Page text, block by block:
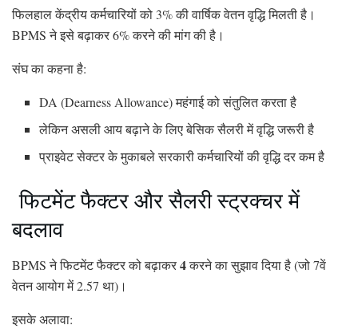
फिलहाल केंद्रीय कर्मचारियों को 3% की वार्षिक वेतन वृद्धि मिलती है।
BPMS ने इसे बढ़ाकर 6% करने की मांग की है।
संघ का कहना है:
DA (Dearness Allowance) महंगाई को संतुलित करता है
लेकिन असली आय बढ़ाने के लिए बेसिक सैलरी में वृद्धि जरूरी है
प्राइवेट सेक्टर के मुकाबले सरकारी कर्मचारियों की वृद्धि दर कम है
फिटमेंट फैक्टर और सैलरी स्ट्रक्चर में
बदलाव
BPMS ने फिटमेंट फैक्टर को बढ़ाकर4करने का सुझाव दिया है (जो 7वें
वेतन आयोग में 2.57 था)।
इसके अलावा: